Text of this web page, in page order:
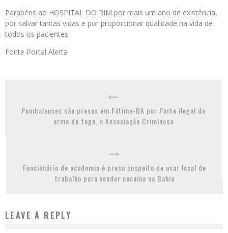
Parabéns ao HOSPITAL DO RIM por mais um ano de existência,
por salvar tantas vidas e por proporcionar qualidade na vida de
todos os pacientes.
Fonte Portal Alerta
Pombalenses são presos em Fátima-BA por Porte ilegal de
arma de fogo, e Associação Criminosa
Funcionário de academia é preso suspeito de usar local de
trabalho para vender cocaína na Bahia
LEAVE A REPLY